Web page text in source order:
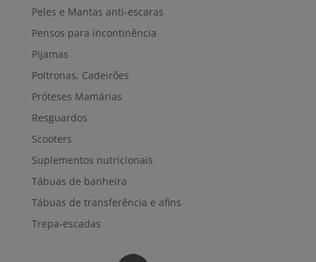
Peles e Mantas anti-escaras
Pensos para incontinência
Pijamas
Poltronas, Cadeirões
Próteses Mamárias
Resguardos
Scooters
Suplementos nutricionais
Tábuas de banheira
Tábuas de transferência e afins
Trepa-escadas